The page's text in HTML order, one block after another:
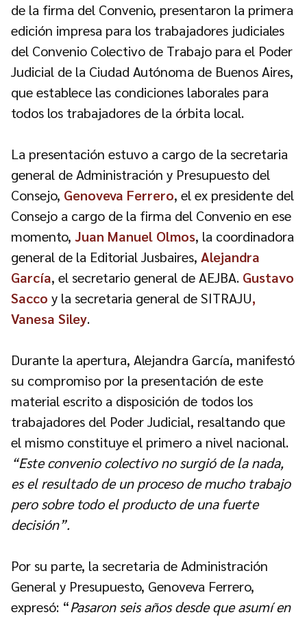
de la firma del Convenio, presentaron la primera
edición impresa para los trabajadores judiciales
del Convenio Colectivo de Trabajo para el Poder
Judicial de la Ciudad Autónoma de Buenos Aires,
que establece las condiciones laborales para
todos los trabajadores de la órbita local.
La presentación estuvo a cargo de la secretaria
general de Administración y Presupuesto del
Consejo, Genoveva Ferrero, el ex presidente del
Consejo a cargo de la firma del Convenio en ese
momento, Juan Manuel Olmos, la coordinadora
general de la Editorial Jusbaires, Alejandra
García, el secretario general de AEJBA. Gustavo
Sacco y la secretaria general de SITRAJU,
Vanesa Siley.
Durante la apertura, Alejandra García, manifestó
su compromiso por la presentación de este
material escrito a disposición de todos los
trabajadores del Poder Judicial, resaltando que
el mismo constituye el primero a nivel nacional.
“Este convenio colectivo no surgió de la nada,
es el resultado de un proceso de mucho trabajo
pero sobre todo el producto de una fuerte
decisión”.
Por su parte, la secretaria de Administración
General y Presupuesto, Genoveva Ferrero,
expresó: “Pasaron seis años desde que asumí en